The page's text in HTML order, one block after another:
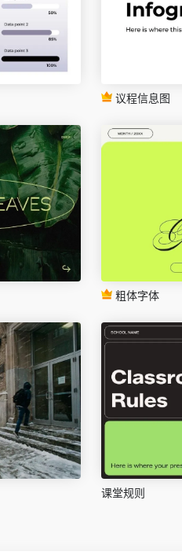
议程信息图
粗体字体
课堂规则